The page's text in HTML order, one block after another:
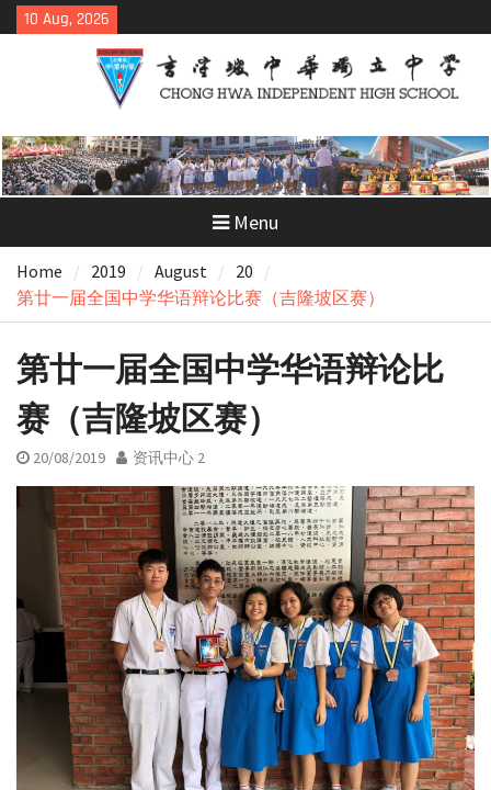
Skip
to
10 Aug, 2026
Menu
Home 2019 August
20
第廿一届全国中学华语辩论比赛（吉隆坡区赛）
第廿一届全国中学华语辩论比
赛（吉隆坡区赛）
20/08/2019 资讯中心 2